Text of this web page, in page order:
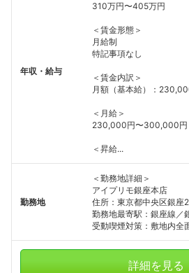
年収・給与
310万円〜405万円
＜賃金形態＞
月給制
特記事項なし
＜賃金内訳＞
月額（基本給）：
＜月給＞
230,000円〜300,000円
＜昇給...
勤務地
＜勤務地詳細＞
アイプリモ銀座本店
住所：東京都中央区銀座
勤務地最寄駅：銀座線／
受動喫煙対策：敷地内全
詳細を見る